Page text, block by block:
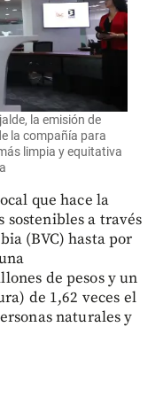
la emisión de
la compañía para
limpia y equitativa
que hace la
sostenibles a través
(BVC) hasta por
de pesos y un
de 1,62 veces el
naturales y